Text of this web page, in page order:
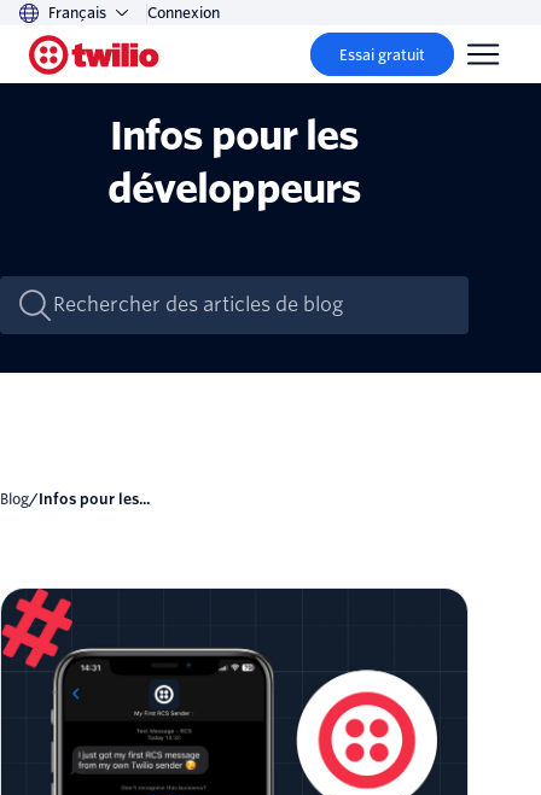
Français Connexion
Essai gratuit
Infos pour les
développeurs
Blog/ Infos pour les...